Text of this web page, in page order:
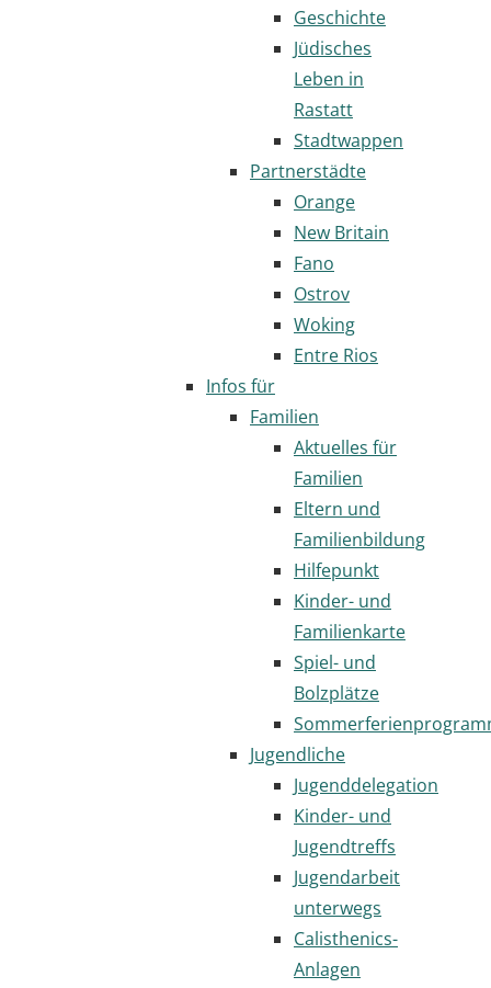
Geschichte
Jüdisches
Leben in
Rastatt
Stadtwappen
Partnerstädte
Orange
New Britain
Fano
Ostrov
Woking
Entre Rios
Infos für
Familien
Aktuelles für
Familien
Eltern und
Familienbildung
Hilfepunkt
Kinder- und
Familienkarte
Spiel- und
Bolzplätze
Jugendliche
Jugenddelegation
Kinder- und
Jugendtreffs
Jugendarbeit
unterwegs
Calisthenics-
Anlagen